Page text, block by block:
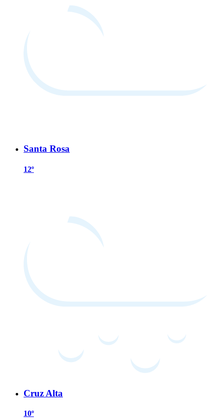
Santa Rosa
12º
Cruz Alta
10º